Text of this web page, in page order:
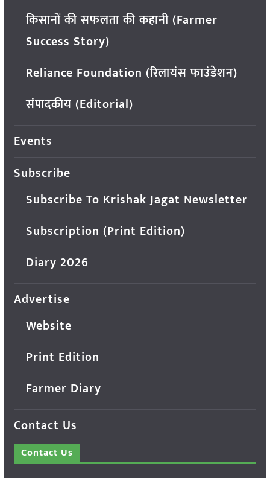
किसानों की सफलता की कहानी (Farmer
Success Story)
Reliance Foundation (रिलायंस फाउंडेशन)
संपादकीय (Editorial)
Events
Subscribe
Subscribe To Krishak Jagat Newsletter
Subscription (Print Edition)
Diary 2026
Advertise
Website
Print Edition
Farmer Diary
Contact Us
Contact Us